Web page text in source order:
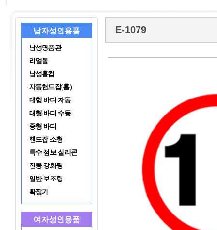
남자성인용품
남성명품관
리얼돌
남성홀컵
자동핸드잡(홀)
대형 바디 자동
대형 바디 수동
중형 바디
핸드잡 소형
특수 점보 실리콘
진동 강화링
일반 보조링
확장기
여자성인용품
E-1079